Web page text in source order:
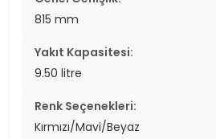
815 mm
Yakıt Kapasitesi:
9.50 litre
Renk Seçenekleri:
Kırmızı/Mavi/Beyaz